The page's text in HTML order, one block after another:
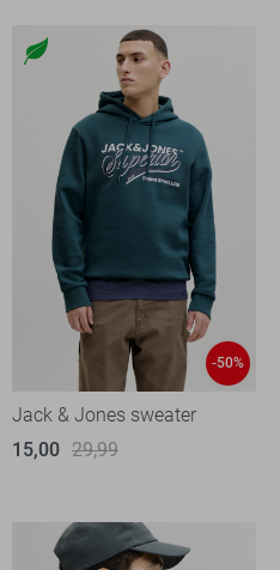
-50%
Jack & Jones sweater
15,00 29,99